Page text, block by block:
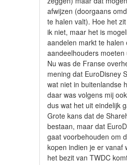
afwijzen (doorgaans
te halen valt). Hoe het
ik niet, maar het is
aandelen markt te
aandeelhouders moeten
Nu was de Franse
mening dat EuroDisney
wat niet in buitenlandse
daar was volgens mij
dus wat het uit eindelijk
Grote kans dat de
bestaan, maar dat
gaat voorbehouden om
kopen indien je er vanaf
het bezit van TWDC